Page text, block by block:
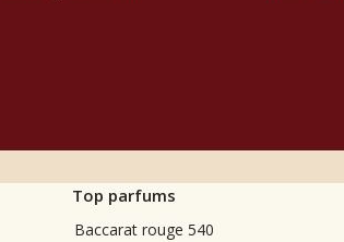
Top parfums
Baccarat rouge 540